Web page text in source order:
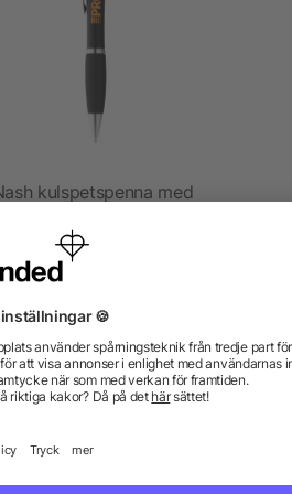
kulspetspenna med
touchfunktion
Vi har svaren.